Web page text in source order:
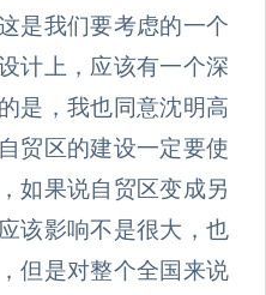
是我们要考虑的一个
计上，应该有一个深
是，我也同意沈明高
贸区的建设一定要使
如果说自贸区变成另
该影响不是很大，也
但是对整个全国来说